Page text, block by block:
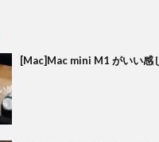
[Mac]Mac mini M1 がいい感